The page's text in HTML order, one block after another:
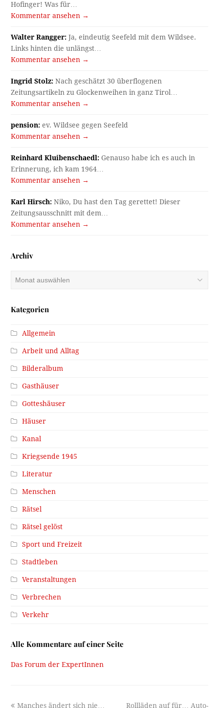
Hofinger! Was für…
Kommentar ansehen →
Walter Rangger: Ja, eindeutig Seefeld mit dem Wildsee.
Links hinten die unlängst…
Kommentar ansehen →
Ingrid Stolz: Nach geschätzt 30 überflogenen
Zeitungsartikeln zu Glockenweihen in ganz Tirol…
Kommentar ansehen →
pension: ev. Wildsee gegen Seefeld
Kommentar ansehen →
Reinhard Kluibenschaedl: Genauso habe ich es auch in
Erinnerung, ich kam 1964…
Kommentar ansehen →
Karl Hirsch: Niko, Du hast den Tag gerettet! Dieser
Zeitungsausschnitt mit dem…
Kommentar ansehen →
Archiv
Archiv
Kategorien
Allgemein
Arbeit und Alltag
Bilderalbum
Gasthäuser
Gotteshäuser
Häuser
Kanal
Kriegsende 1945
Literatur
Menschen
Rätsel
Rätsel gelöst
Sport und Freizeit
Stadtleben
Veranstaltungen
Verbrechen
Verkehr
Alle Kommentare auf einer Seite
Das Forum der ExpertInnen
previous
Manches ändert sich nie… next
Rollläden auf für… Auto-